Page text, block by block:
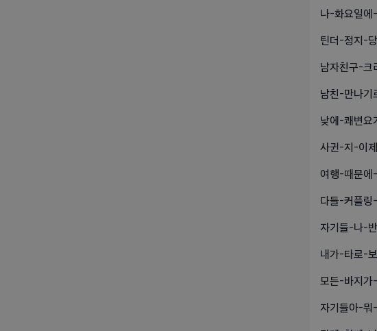
나-화요일
틴더-정지-
남자친구-
남친-만나
낮에-쾌변
사귄-지-이
여행-때문
다들-커플
자기들-나-
내가-타로-
모든-바지
자기들아-